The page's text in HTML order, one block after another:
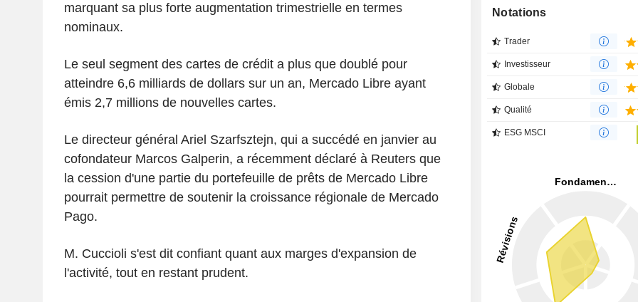
marquant sa plus forte augmentation trimestrielle en termes
nominaux.
Le seul segment des cartes de crédit a plus que doublé pour
atteindre 6,6 milliards de dollars sur un an, Mercado Libre ayant
émis 2,7 millions de nouvelles cartes.
Le directeur général Ariel Szarfsztejn, qui a succédé en janvier au
cofondateur Marcos Galperin, a récemment déclaré à Reuters que
la cession d'une partie du portefeuille de prêts de Mercado Libre
pourrait permettre de soutenir la croissance régionale de Mercado
Pago.
M. Cuccioli s'est dit confiant quant aux marges d'expansion de
l'activité, tout en restant prudent.
Notations
Trader
Investisseur
Globale
Qualité
ESG MSCI